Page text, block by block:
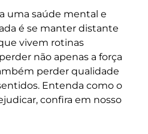
uma saúde mental e
é se manter distante
vivem rotinas
não apenas a força
perder qualidade
Entenda como o
confira em nosso